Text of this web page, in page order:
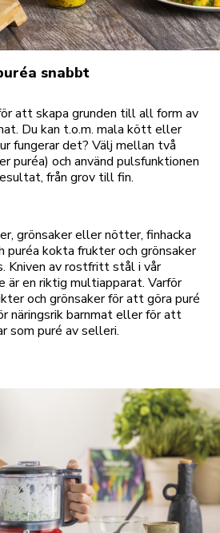
snabbt
att skapa grunden till all form av
Du kan t.o.m. mala kött eller
fungerar det? Välj mellan två
puréa) och använd pulsfunktionen
från grov till fin.
grönsaker eller nötter, finhacka
kokta frukter och grönsaker
Kniven av rostfritt stål i vår
är en riktig multiapparat. Varför
och grönsaker för att göra puré
näringsrik barnmat eller för att
som puré av selleri.